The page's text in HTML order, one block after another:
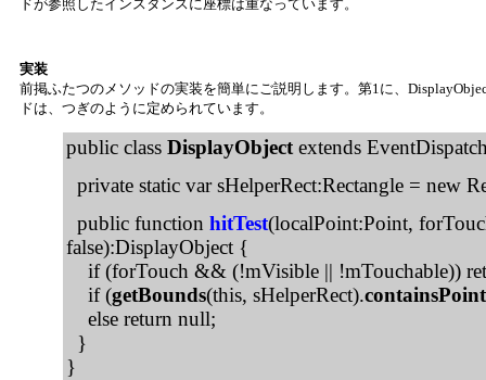
ドが参照したインスタンスに座標は重なっています。
実装
前掲ふたつのメソッドの実装を簡単にご説明します。第1に、
ドは、つぎのように定められています。
public class DisplayObjectextends
private static var sHelperRect:Rectangle = new
public function hitTest(localPoint:Point,
false):DisplayObject {
if (forTouch && (!mVisible || !mTouchable))
if (getBounds(this, sHelperRect).containsPoint
else return null;
}
}